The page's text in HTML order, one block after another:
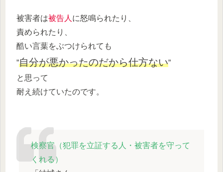
被害者は被告人 に怒鳴られたり、
責められたり、
酷い言葉をぶつけられても
”自分が悪かったのだから仕方ない”
と思って
耐え続けていたのです。
検察官（犯罪を立証する人・被害者を守って
くれる）